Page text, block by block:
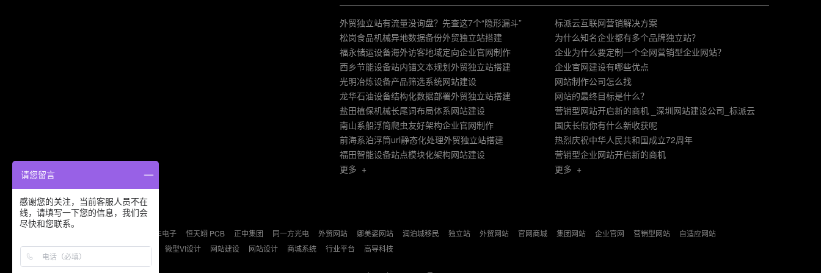
外贸独立站有流量没询盘？先查这7个“隐形漏斗”
松岗食品机械异地数据备份外贸独立站搭建
福永储运设备海外访客地域定向企业官网制作
西乡节能设备站内锚文本规划外贸独立站搭建
光明冶炼设备产品筛选系统网站建设
龙华石油设备结构化数据部署外贸独立站搭建
盐田植保机械长尾词布局体系网站建设
南山系船浮筒爬虫友好架构企业官网制作
前海系泊浮筒url静态化处理外贸独立站搭建
福田智能设备站点模块化架构网站建设
更多 +
标派云互联网营销解决方案
为什么知名企业都有多个品牌独立站？
企业为什么要定制一个全网营销型企业网站？
企业官网建设有哪些优点
网站制作公司怎么找
网站的最终目标是什么？
营销型网站开启新的商机 _深圳网站建设公司_标派云
国庆长假你有什么新收获呢
热烈庆祝中华人民共和国成立72周年
营销型企业网站开启新的商机
更多 +
友情链接：
益力盛汽车电子 恒天翊 PCB 正中集团 同一方光电 外贸网站 娜美姿网站 润泊城移民 独立站 外贸网站 官网商城 集团网站 企业官网 营销型网站
自适应网站
B2B
B2C 检测认证 微型VI设计 网站建设 网站设计 商城系统 行业平台 高导科技
请您留言
感谢您的关注，当前客服人员不在
线，请填写一下您的信息，我们会
尽快和您联系。